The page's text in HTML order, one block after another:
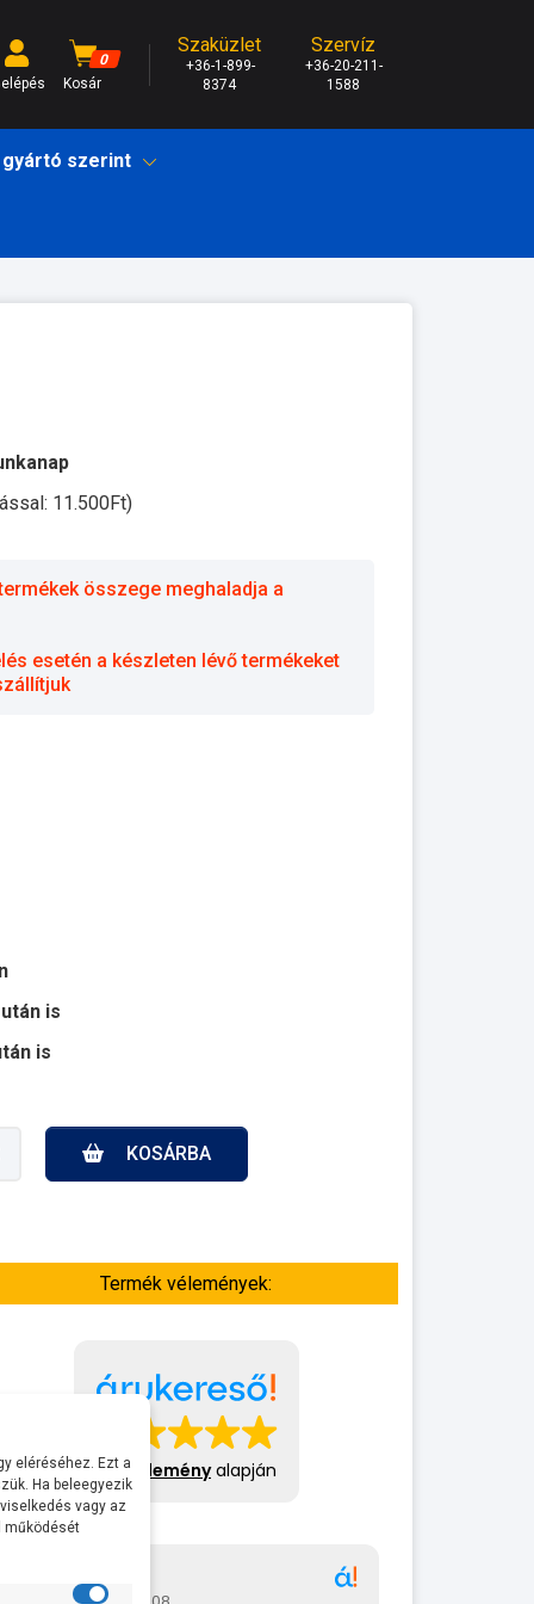
0
Kosár
Szaküzlet
+36-1-899-
8374
Szervíz
+36-20-211-
1588
szerint
11.500Ft)
összege meghaladja a
esetén a készleten lévő termékeket
is
is
KOSÁRBA
Termék vélemények:
413 véleményalapján
Gábor
eléréséhez. Ezt a
Ha beleegyezik
vagy az
működését